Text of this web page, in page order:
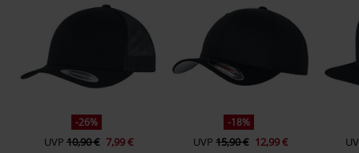
-26%
UVP10,90 € 7,99 €
-18%
UVP 15,90 € 12,99 €